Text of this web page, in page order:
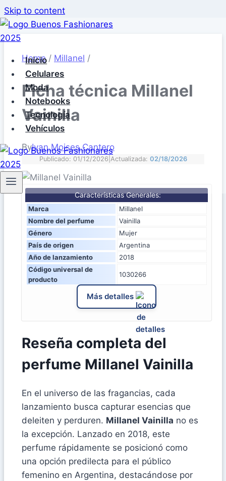
Skip to content
Inicio
Celulares
Moda
Notebooks
Tecnología
Vehículos
Home / Millanel /
Ficha técnica Millanel
Vainilla
ByIvan Moises Cantero
Publicado: 01/12/2026 Actualizada: 02/18/2026
Características Generales:
Marca
Millanel
Nombre del perfume
Vainilla
Género
Mujer
País de origen
Argentina
Año de lanzamiento
2018
Código universal de
producto
1030266
Más detalles
Reseña completa del
perfume Millanel Vainilla
En el universo de las fragancias, cada
lanzamiento busca capturar esencias que
deleiten y perduren. Millanel Vainilla no es
la excepción. Lanzado en 2018, este
perfume rápidamente se posicionó como
una opción predilecta para el público
femenino en Argentina, destacándose por